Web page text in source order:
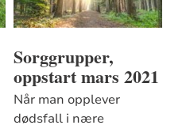
Sorggrupper,
oppstart mars 2021
Når man opplever
dødsfall i nære